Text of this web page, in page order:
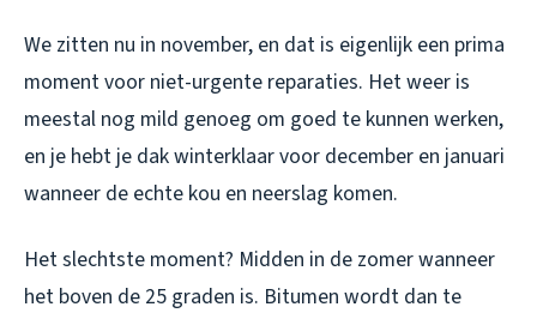
We zitten nu in november, en dat is eigenlijk een prima
moment voor niet-urgente reparaties. Het weer is
meestal nog mild genoeg om goed te kunnen werken,
en je hebt je dak winterklaar voor december en januari
wanneer de echte kou en neerslag komen.
Het slechtste moment? Midden in de zomer wanneer
het boven de 25 graden is. Bitumen wordt dan te